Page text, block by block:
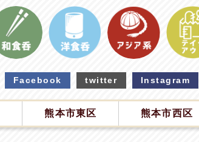
Facebook twitter Instagram
熊本市東区 熊本市西区